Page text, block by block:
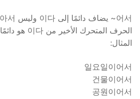
المثال:
일요일이어서
건물이어서
공원이어서